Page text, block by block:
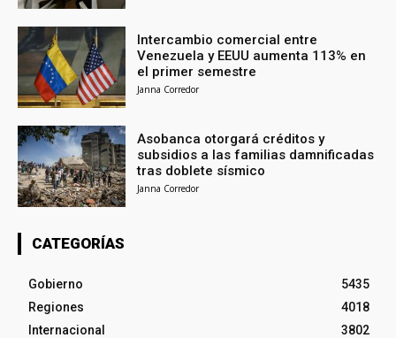
Intercambio comercial entre
Venezuela y EEUU aumenta 113% en
el primer semestre
Janna Corredor
Asobanca otorgará créditos y
subsidios a las familias damnificadas
tras doblete sísmico
Janna Corredor
CATEGORÍAS
Gobierno
5435
Regiones
4018
Internacional
3802